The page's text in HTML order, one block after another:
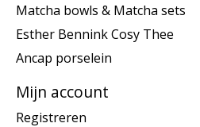
Matcha bowls & Matcha sets
Esther Bennink Cosy Thee
Ancap porselein
Mijn account
Registreren